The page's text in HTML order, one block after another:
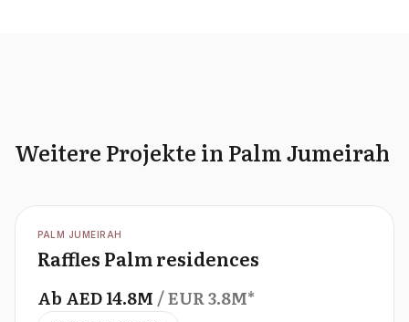
Weitere Projekte in Palm Jumeirah
OFFPLAN
PALM JUMEIRAH
Raffles Palm residences
Ab AED14.8M / EUR3.8M*